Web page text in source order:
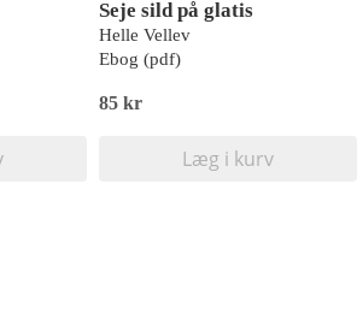
Seje sild på glatis
Helle Vellev
Ebog (pdf)
85 kr
Læg i kurv